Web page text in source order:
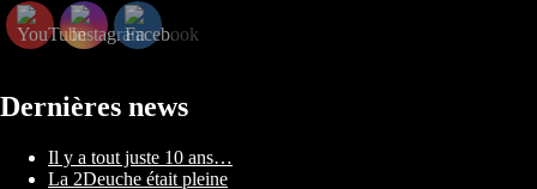
Dernières news
Il y a tout juste 10 ans…
La 2Deuche était pleine